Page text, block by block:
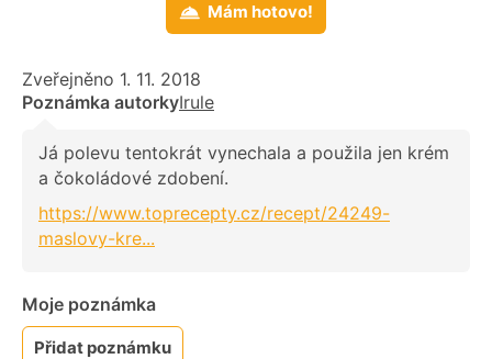
Mám hotovo!
Zveřejněno 1. 11. 2018
Poznámka autorkyIrule
Já polevu tentokrát vynechala a použila jen krém
a čokoládové zdobení.
https://www.toprecepty.cz/recept/24249-
maslovy-kre...
Moje poznámka
Přidat poznámku